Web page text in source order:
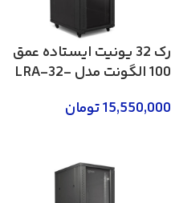
رک 32 یونیت ایستاده عمق
100 الگونت مدل LRA-32-
15,550,000تومان